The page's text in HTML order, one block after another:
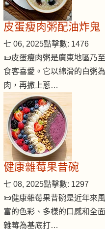
皮蛋瘦肉粥配油炸鬼
七 06, 2025點擊數: 1476
📜皮蛋瘦肉粥是廣東地區乃
食客喜愛。它以綿滑的白粥
肉，再撒上蔥…
健康雜莓果昔碗
七 08, 2025點擊數: 1297
📜健康雜莓果昔碗是近年來
富的色彩、多樣的口感和全
雜莓為基底打…